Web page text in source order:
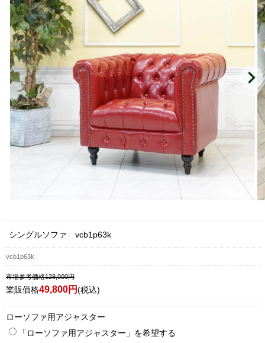
シングルソファ vcb1p63k
vcb1p63k
市場参考価格128,000円
業販価格49,800円(税込)
ローソファ用アジャスター
「ローソファ用アジャスター」を希望する